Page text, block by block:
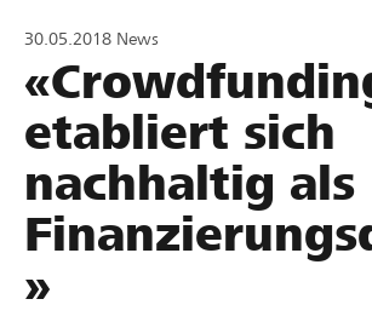
Unterstützen
Projekte und Organisationen finden
Jetzt starten
30.05.2018 News
etabliert sich
nachhaltig als
»